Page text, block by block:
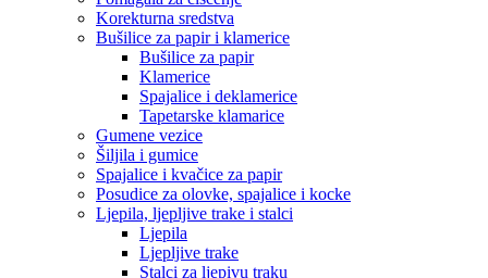
Korekturna sredstva
Bušilice za papir i klamerice
Bušilice za papir
Klamerice
Spajalice i deklamerice
Tapetarske klamarice
Gumene vezice
Šiljila i gumice
Spajalice i kvačice za papir
Posudice za olovke, spajalice i kocke
Ljepila, ljepljive trake i stalci
Ljepila
Ljepljive trake
Stalci za ljepivu traku